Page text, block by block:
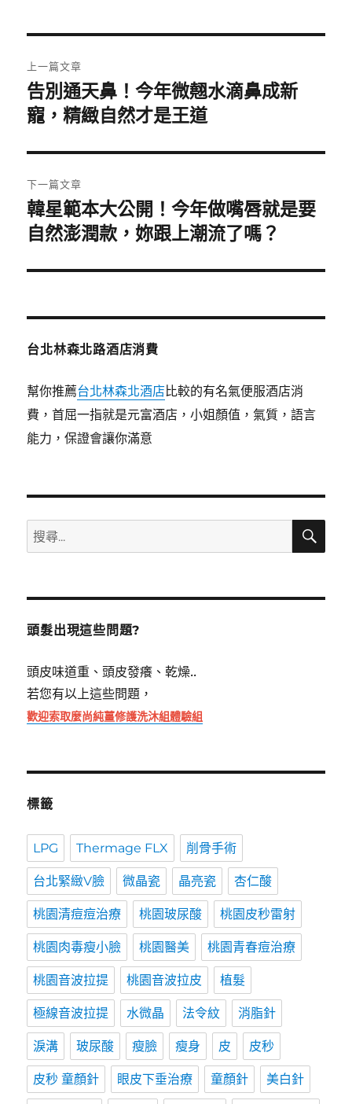
章
導
覽
上一篇文章
上
一
文
章:
告別通天鼻！今年微翹水滴鼻成新
寵，精緻自然才是王道
下一篇文章
下
一
文
韓星範本大公開！今年做嘴唇就是要
自然澎潤款，妳跟上潮流了嗎？
台北林森北路酒店消費
幫你推薦台北林森北酒店比較的有名氣便服酒店消
費，首屈一指就是元富酒店，小姐顏值，氣質，語言
能力，保證會讓你滿意
搜
尋
鍵
搜
頭髮出現這些問題?
頭皮味道重、頭皮發癢、乾燥..
若您有以上這些問題，
歡迎索取麼尚純薑修護洗沐組體驗組
標籤
LPG Thermage FLX 削骨手術
台北緊緻V臉 微晶瓷 晶亮瓷 杏仁酸
桃園清痘痘治療 桃園玻尿酸 桃園皮秒雷射
桃園肉毒瘦小臉 桃園醫美 桃園青春痘治療
桃園音波拉提 桃園音波拉皮 植髮
極線音波拉提 水微晶 法令紋 消脂針
淚溝 玻尿酸 瘦臉 瘦身 皮 皮秒
皮秒 童顏針 眼皮下垂治療 童顏針 美白針